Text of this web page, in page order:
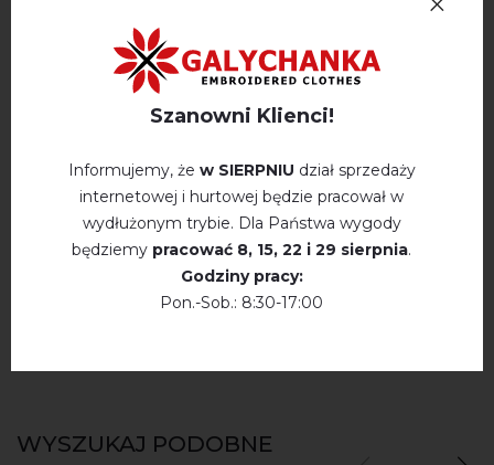
OPINIE O GOVERLA (DZINS Z CZEWONYM)
Немає відгуків про цей товар.
napisz opinie Goverla (dzins z czewonym)
WYSZUKAJ PODOBNE
Szanowni Klienci!
Informujemy, że w SIERPNIU dział sprzedaży
internetowej i hurtowej będzie pracował w
wydłużonym trybie. Dla Państwa wygody
będziemy pracować 8, 15, 22 і 29 sierpnia.
Godziny pracy:
Pon.-Sob.: 8:30-17:00